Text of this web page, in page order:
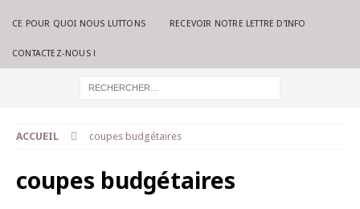
CE POUR QUOI NOUS LUTTONS RECEVOIR NOTRE LETTRE D’INFO
CONTACTEZ-NOUS !
ACCUEIL coupes budgétaires
coupes budgétaires